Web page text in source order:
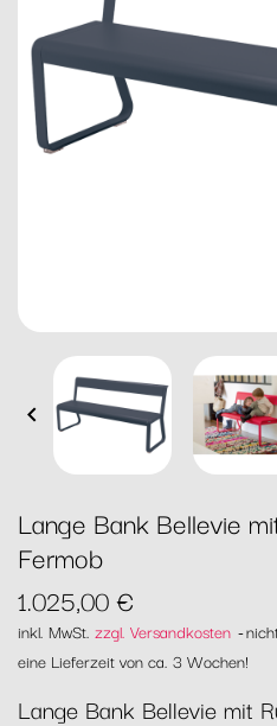

Lange Bank Bellevie
Fermob
1.025,00 €
inkl. MwSt. zzgl. Versandkosten
eine Lieferzeit von ca. 3 Wochen!
Lange Bank Bellevie mit